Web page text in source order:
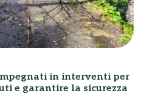
in interventi per
e garantire la sicurezza